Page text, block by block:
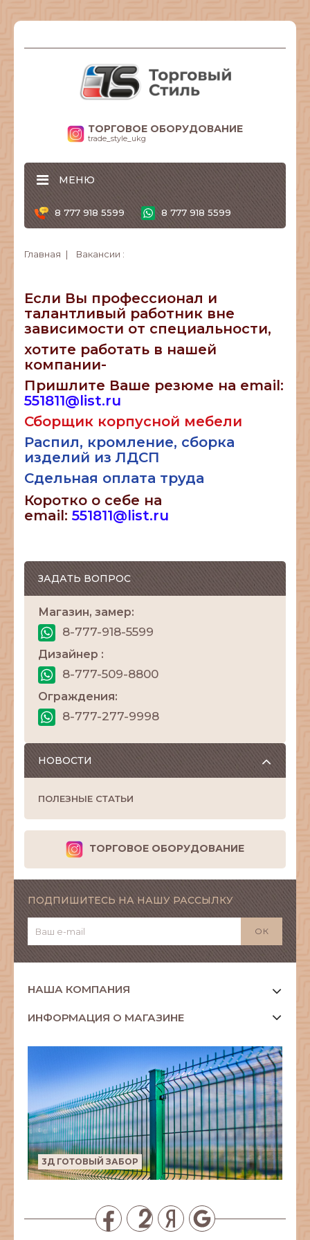
ТОРГОВОЕ ОБОРУДОВАНИЕ
trade_style_ukg
МЕНЮ
8 777 918 5599 8 777 918 5599
Главная Вакансии :
Если Вы профессионал и
талантливый работник вне
зависимости от специальности,
хотите работать в нашей
компании-
Пришлите Ваше резюме на email:
551811@list.ru
Сборщик корпусной мебели
Распил, кромление, сборка
изделий из ЛДСП
Сдельная оплата труда
Коротко о себе на
email: 551811@list.ru
ЗАДАТЬ ВОПРОС
Магазин, замер:
8-777-918-5599
Дизайнер :
8-777-509-8800
Ограждения:
8-777-277-9998
НОВОСТИ
ПОЛЕЗНЫЕ СТАТЬИ
ТОРГОВОЕ ОБОРУДОВАНИЕ
ПОДПИШИТЕСЬ НА НАШУ РАССЫЛКУ
НАША КОМПАНИЯ
ИНФОРМАЦИЯ О МАГАЗИНЕ
3Д ГОТОВЫЙ ЗАБОР